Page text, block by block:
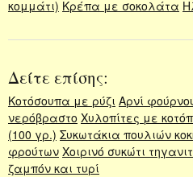
κομμάτι) Κρέπα με σοκολάτα
Δείτε επίσης:
Κοτόσουπα με ρύζι Αρνί
νερόβραστο Χυλοπίτες με
(100 γρ.) Συκωτάκια πουλιών
φρούτων Χοιρινό συκώτι
ζαμπόν και τυρί